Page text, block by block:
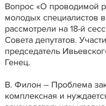
Вопрос «О проводимой
молодых специалистов
рассмотрели на 18-й
Совета депутатов.
председатель
Генец.
В. Филон – Проблема
комплексная и